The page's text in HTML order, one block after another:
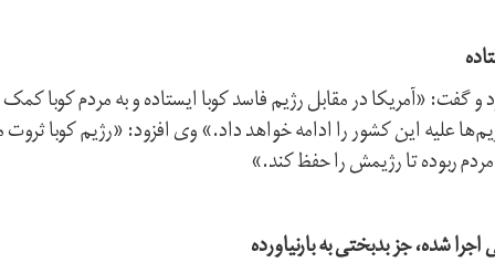
گفت: «آمریکا در مقابل رژیم فاسد کوبا ایستاده و به مردم کوبا
علیه این کشور را ادامه خواهد داد.» وی افزود: «رژیم کوبا
ربوده تا رژیمش را حفظ کند.»
شده، جز بدبختی به بارنیاورده